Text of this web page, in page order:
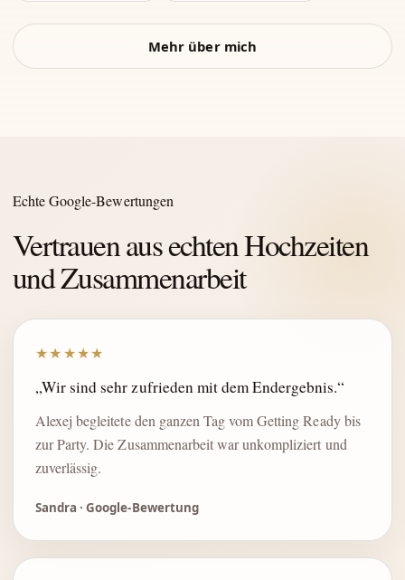
Mehr über mich
Echte Google-Bewertungen
Vertrauen aus echten Hochzeiten
und Zusammenarbeit
★★★★★
„Wir sind sehr zufrieden mit dem Endergebnis.“
Alexej begleitete den ganzen Tag vom Getting Ready bis
zur Party. Die Zusammenarbeit war unkompliziert und
zuverlässig.
Sandra · Google-Bewertung